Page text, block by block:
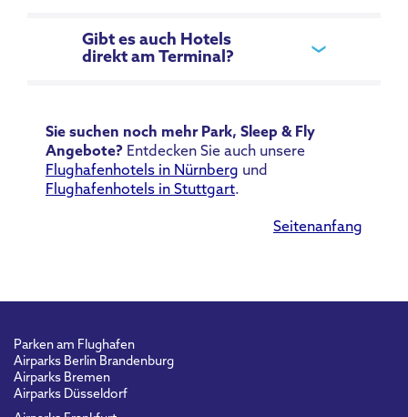
Gibt es auch Hotels
direkt am Terminal?
Sie suchen noch mehr Park, Sleep & Fly
Angebote? Entdecken Sie auch unsere
Flughafenhotels in Nürnberg und
Flughafenhotels in Stuttgart.
Seitenanfang
Parken am Flughafen
Airparks Berlin Brandenburg
Airparks Bremen
Airparks Düsseldorf